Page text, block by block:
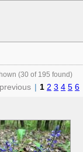
(30 of 195 found)
previous | 1 2 3 4 5 6